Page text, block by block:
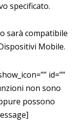
specificato.
sarà compatibile
Mobile.
id=””
non sono
possono